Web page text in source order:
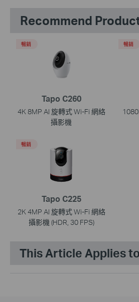
Recommend
Tapo C260
4K 8MP AI 旋轉式 Wi-Fi 網絡
攝影機
暢銷 暢銷
Tapo C225
2K 4MP AI 旋轉式 Wi-Fi 網絡
攝影機 (HDR, 30 FPS)
暢銷
This Article Applies